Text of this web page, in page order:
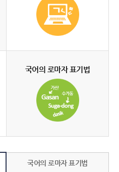
국어의 로마자 표기법
국어의 로마자 표기법